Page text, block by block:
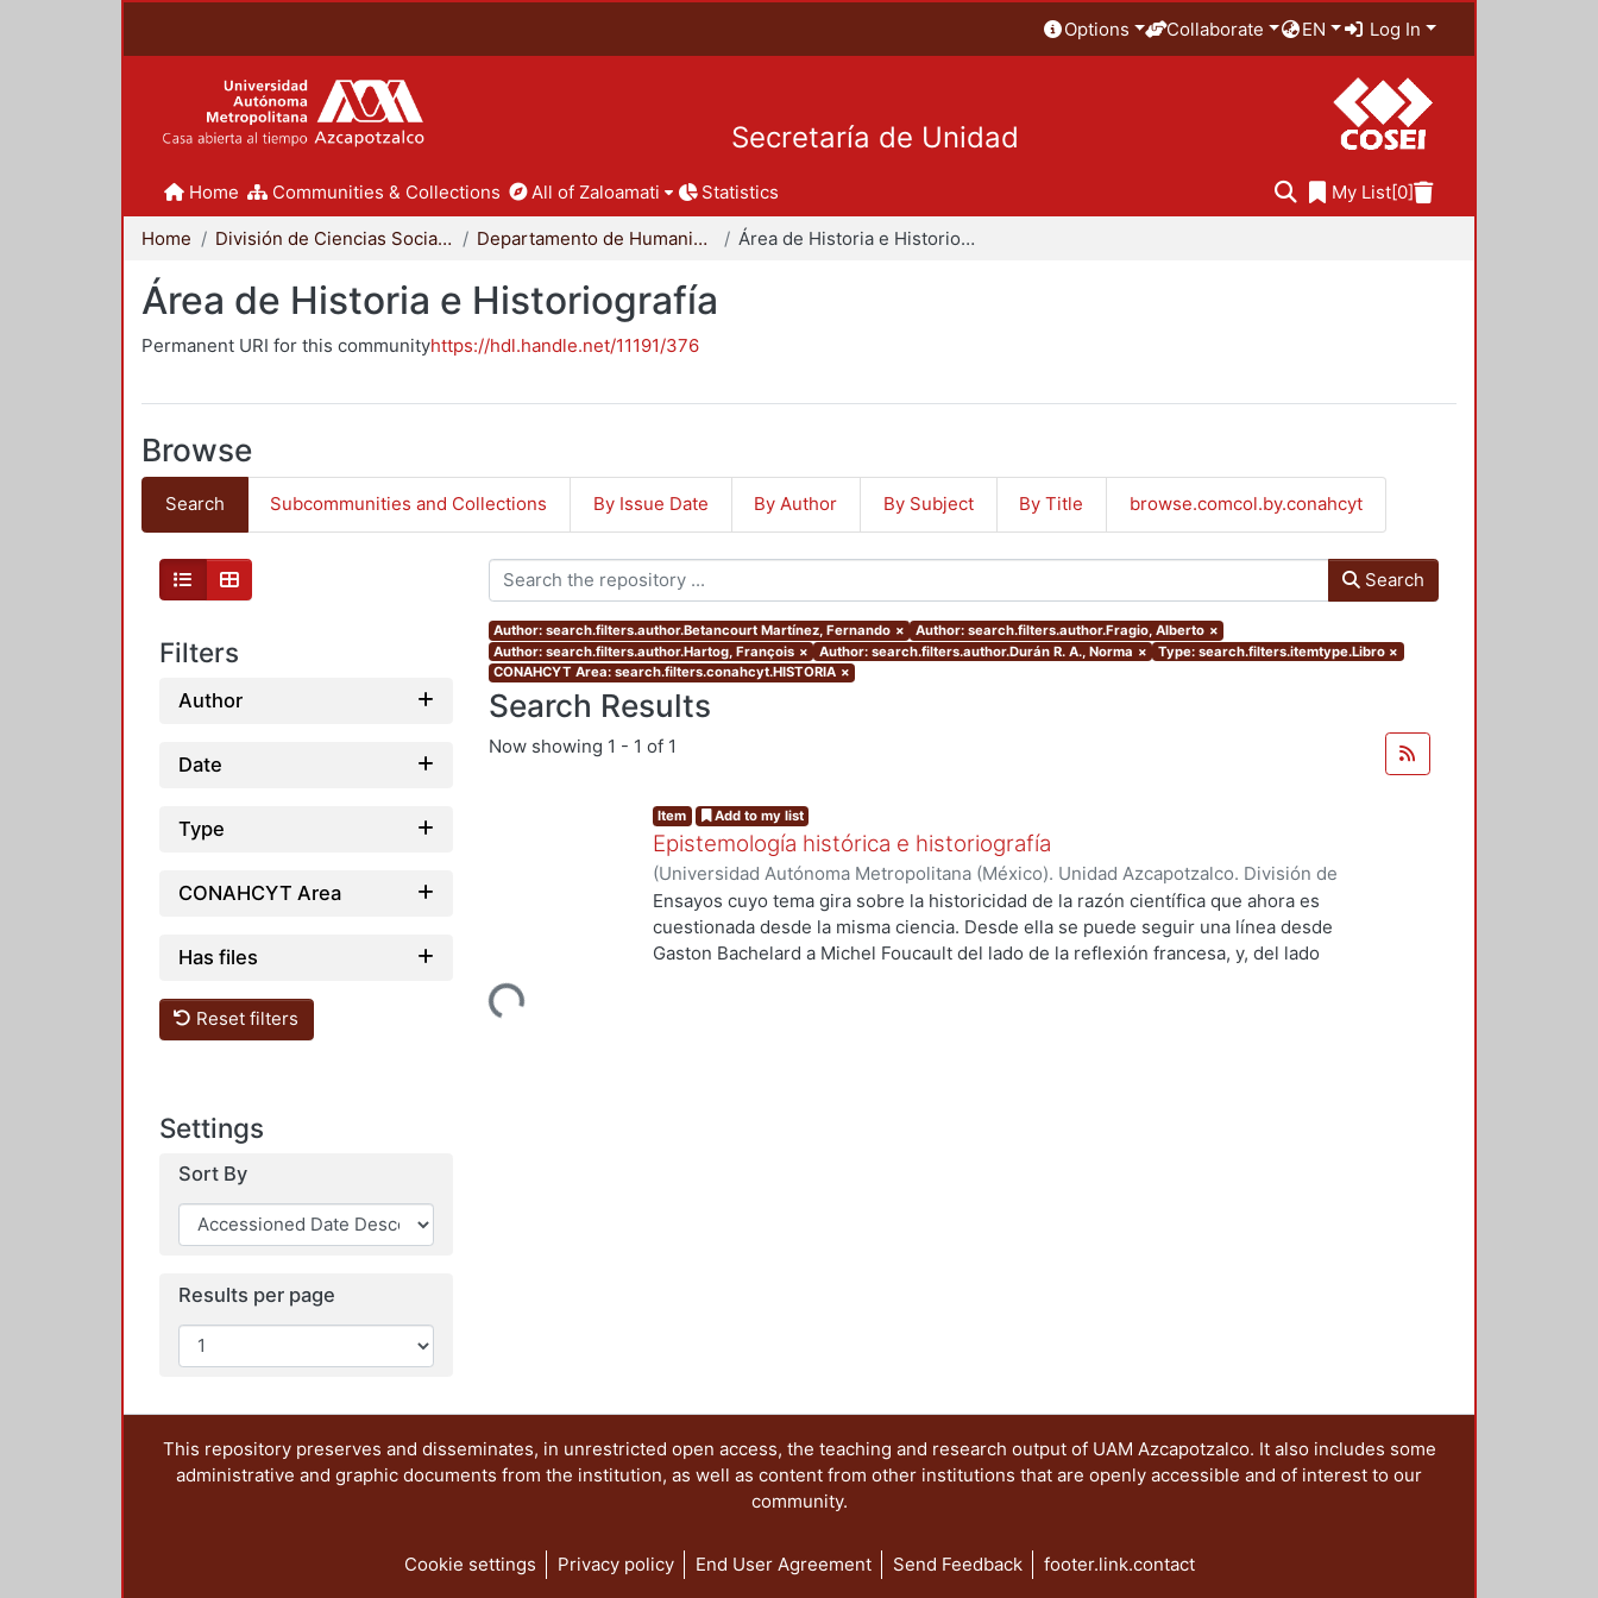
Options Collaborate EN Log In
Secretaría de Unidad
Home Communities & Collections All of Zaloamati Statistics My List[0]
Home División de Ciencias Sociales y Humanidades Departamento de Humanidades Área de Historia e Historiografía
Área de Historia e Historiografía
Permanent URI for this communityhttps://hdl.handle.net/11191/376
Browse
Search Subcommunities and Collections By Issue Date By Author By Subject By Title browse.comcol.by.conahcyt
Filters
Author
Date
Type
CONAHCYT Area
Has files
Reset filters
Settings
Sort By
Results per page
Search
Author: search.filters.author.Betancourt Martínez, Fernando × Author: search.filters.author.Fragio, Alberto ×
Author: search.filters.author.Hartog, François × Author: search.filters.author.Durán R. A., Norma × Type: search.filters.itemtype.Libro ×
CONAHCYT Area: search.filters.conahcyt.HISTORIA ×
Search Results
Now showing 1 - 1 of 1
Loading...
Item Add to my list
Epistemología histórica e historiografía
(Universidad Autónoma Metropolitana (México). Unidad Azcapotzalco. División de
Ciencias Sociales y Humanidades.,2017)Hartog, François;Villacañas Berlanga,
José Luis;Yébenes Escardó, Zenia;Mendiola, Alfonso;Durán R. A., Norma;
Betancourt Martínez, Fernando;Fragio, Alberto ;Schaub, Jean-Frédéric ;Romano,
Ensayos cuyo tema gira sobre la historicidad de la razón científica que ahora es
cuestionada desde la misma ciencia. Desde ella se puede seguir una línea desde
Gaston Bachelard a Michel Foucault del lado de la reflexión francesa, y, del lado
This repository preserves and disseminates, in unrestricted open access, the teaching and research output of UAM Azcapotzalco. It also includes some
administrative and graphic documents from the institution, as well as content from other institutions that are openly accessible and of interest to our
community.
Cookie settings Privacy policy End User Agreement Send Feedback footer.link.contact